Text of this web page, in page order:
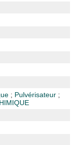
; Pulvérisateur ;